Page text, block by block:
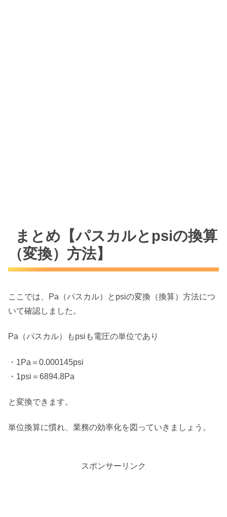
まとめ【パスカルとpsiの換算
（変換）方法】
ここでは、Pa（パスカル）とpsiの変換（換算）方法につ
いて確認しました。
Pa（パスカル）もpsiも電圧の単位であり
・1Pa＝0.000145psi
・1psi＝6894.8Pa
と変換できます。
単位換算に慣れ、業務の効率化を図っていきましょう。
スポンサーリンク